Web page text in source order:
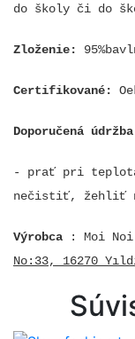
do školy či do
Zloženie:
Certifikované:
Doporučená údržba
- prať pri
nečistiť, žehliť
Výrobca : Moi Noi
No:33, 16270